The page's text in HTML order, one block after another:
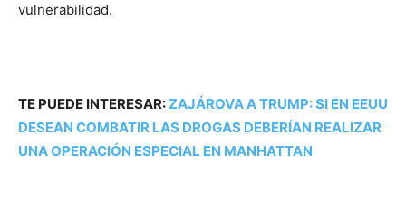
vulnerabilidad.
TE PUEDE INTERESAR:ZAJÁROVA A TRUMP: SI EN EEUU
DESEAN COMBATIR LAS DROGAS DEBERÍAN REALIZAR
UNA OPERACIÓN ESPECIAL EN MANHATTAN